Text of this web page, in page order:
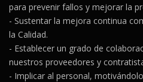
para prevenir fallos y mejorar la
- Sustentar la mejora continua
la Calidad.
- Establecer un grado de
nuestros proveedores y
- Implicar al personal,